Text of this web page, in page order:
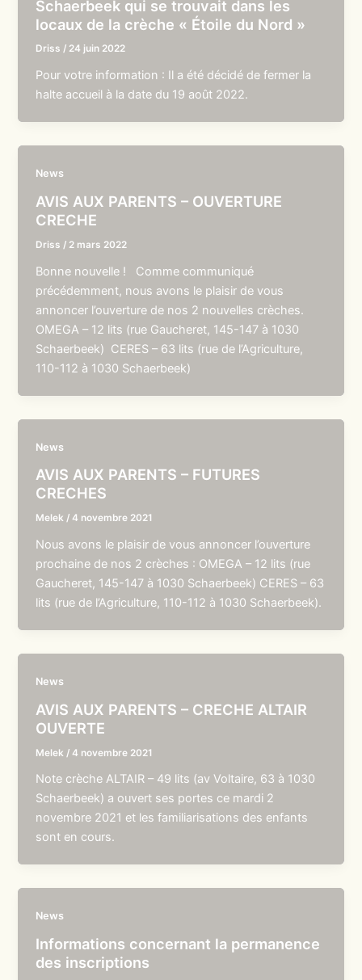
Schaerbeek qui se trouvait dans les
locaux de la crèche « Étoile du Nord »
Driss / 24 juin 2022
Pour votre information : Il a été décidé de fermer la
halte accueil à la date du 19 août 2022.
News
AVIS AUX PARENTS – OUVERTURE
CRECHE
Driss / 2 mars 2022
Bonne nouvelle ! Comme communiqué
précédemment, nous avons le plaisir de vous
annoncer l’ouverture de nos 2 nouvelles crèches.
OMEGA – 12 lits (rue Gaucheret, 145-147 à 1030
Schaerbeek) CERES – 63 lits (rue de l’Agriculture,
110-112 à 1030 Schaerbeek)
News
AVIS AUX PARENTS – FUTURES
CRECHES
Melek /4 novembre 2021
Nous avons le plaisir de vous annoncer l’ouverture
prochaine de nos 2 crèches : OMEGA – 12 lits (rue
Gaucheret, 145-147 à 1030 Schaerbeek) CERES – 63
lits (rue de l’Agriculture, 110-112 à 1030 Schaerbeek).
News
AVIS AUX PARENTS – CRECHE ALTAIR
OUVERTE
Melek /4 novembre 2021
Note crèche ALTAIR – 49 lits (av Voltaire, 63 à 1030
Schaerbeek) a ouvert ses portes ce mardi 2
novembre 2021 et les familiarisations des enfants
sont en cours.
News
Informations concernant la permanence
des inscriptions